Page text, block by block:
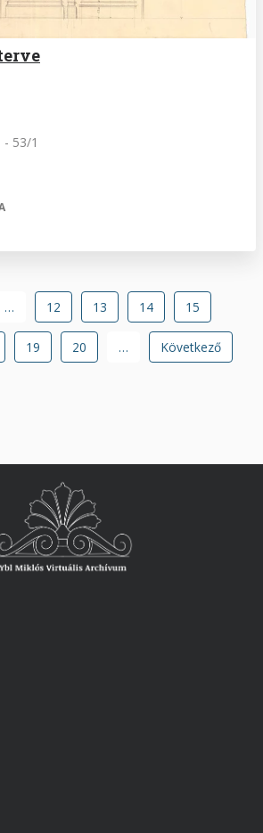
- 53/1
Oldalszámozás
… Oldal
12 Oldal
13 Oldal
14 Oldal
15
Oldal
19 Oldal
20 …
Következő
oldal
Következő